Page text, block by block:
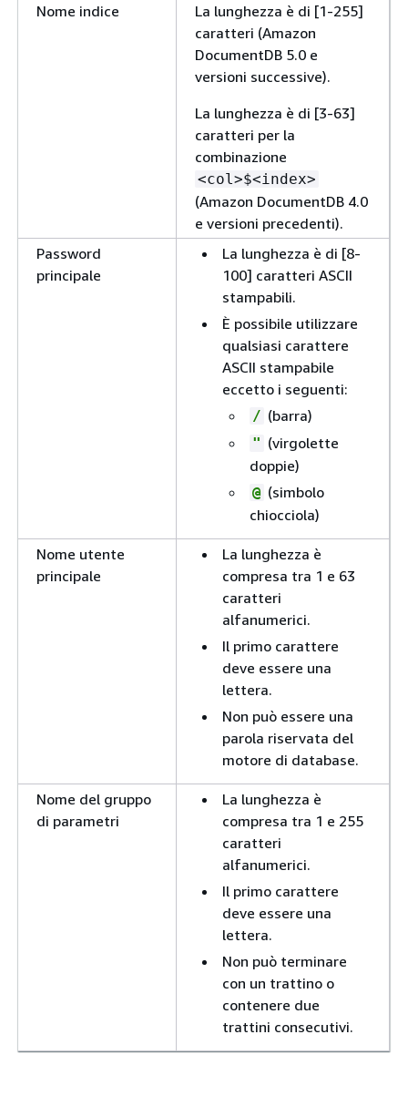
Nome indice
La lunghezza è di [1-255]
caratteri (Amazon
DocumentDB 5.0 e
versioni successive).
La lunghezza è di [3-63]
caratteri per la
combinazione
<col>$<index>
(Amazon DocumentDB 4.0
e versioni precedenti).
Password
principale
La lunghezza è di [8-
100] caratteri ASCII
stampabili.
È possibile utilizzare
qualsiasi carattere
ASCII stampabile
eccetto i seguenti:
/ (barra)
" (virgolette
doppie)
@ (simbolo
chiocciola)
Nome utente
principale
La lunghezza è
compresa tra 1 e 63
caratteri
alfanumerici.
Il primo carattere
deve essere una
lettera.
Non può essere una
parola riservata del
motore di database.
Nome del gruppo
di parametri
La lunghezza è
compresa tra 1 e 255
caratteri
alfanumerici.
Il primo carattere
deve essere una
lettera.
Non può terminare
con un trattino o
contenere due
trattini consecutivi.